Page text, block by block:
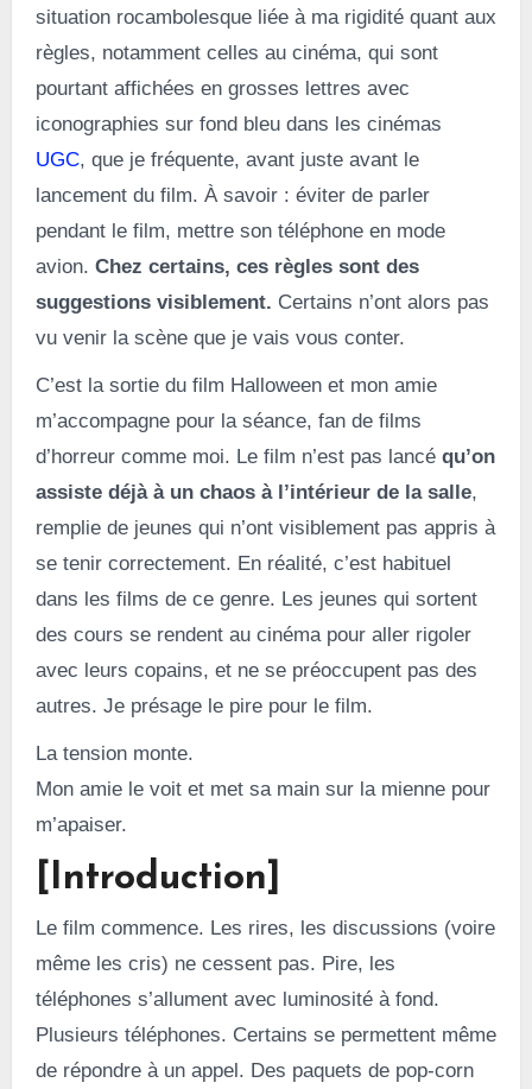
situation rocambolesque liée à ma rigidité quant aux
règles, notamment celles au cinéma, qui sont
pourtant affichées en grosses lettres avec
iconographies sur fond bleu dans les cinémas
UGC, que je fréquente, avant juste avant le
lancement du film. À savoir : éviter de parler
pendant le film, mettre son téléphone en mode
avion. Chez certains, ces règles sont des
suggestions visiblement. Certains n’ont alors pas
vu venir la scène que je vais vous conter.
C’est la sortie du film Halloween et mon amie
m’accompagne pour la séance, fan de films
d’horreur comme moi. Le film n’est pas lancé qu’on
assiste déjà à un chaos à l’intérieur de la salle,
remplie de jeunes qui n’ont visiblement pas appris à
se tenir correctement. En réalité, c’est habituel
dans les films de ce genre. Les jeunes qui sortent
des cours se rendent au cinéma pour aller rigoler
avec leurs copains, et ne se préoccupent pas des
autres. Je présage le pire pour le film.
La tension monte.
Mon amie le voit et met sa main sur la mienne pour
m’apaiser.
[Introduction]
Le film commence. Les rires, les discussions (voire
même les cris) ne cessent pas. Pire, les
téléphones s’allument avec luminosité à fond.
Plusieurs téléphones. Certains se permettent même
de répondre à un appel. Des paquets de pop-corn